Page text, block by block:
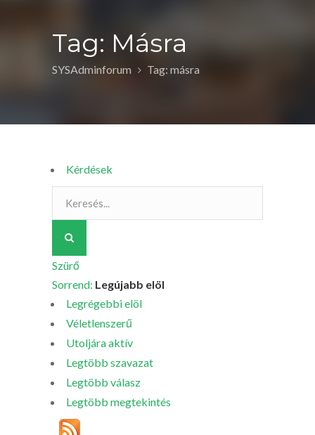
Tag: Másra
SYSAdminforum Tag: másra
Kérdések
Szürő
Sorrend: Legújabb elöl
Legrégebbi elöl
Véletlenszerű
Utoljára aktív
Legtöbb szavazat
Legtöbb válasz
Legtöbb megtekintés